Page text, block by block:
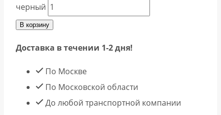
черный
В корзину
Доставка в течении 1-2 дня!
По Москве
По Московской области
До любой транспортной компании